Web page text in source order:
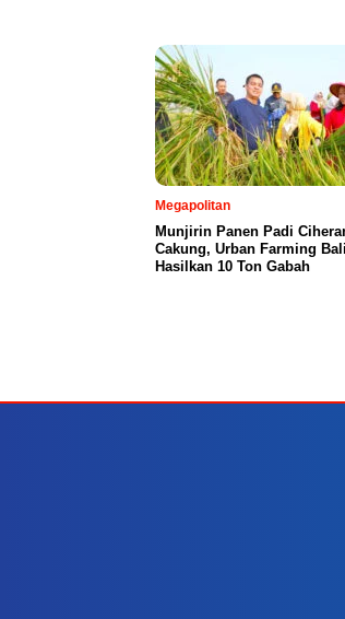
Megapolitan
Munjirin Panen Padi
Cakung, Urban Farming
Hasilkan 10 Ton Gabah